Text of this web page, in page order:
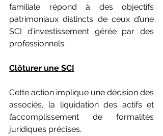
familiale répond à des objectifs
patrimoniaux distincts de ceux d’une
SCI d’investissement gérée par des
professionnels.
Clôturer une SCI
Cette action implique une décision des
associés, la liquidation des actifs et
l’accomplissement de formalités
juridiques précises.